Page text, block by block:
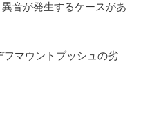
音が発生するケースがあ
マウントブッシュの劣